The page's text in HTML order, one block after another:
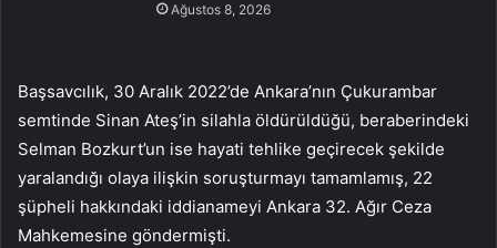
Ağustos 8, 2026
Başsavcılık, 30 Aralık 2022’de Ankara’nın Çukurambar
semtinde Sinan Ateş’in silahla öldürüldüğü, beraberindeki
Selman Bozkurt’un ise hayati tehlike geçirecek şekilde
yaralandığı olaya ilişkin soruşturmayı tamamlamış, 22
şüpheli hakkındaki iddianameyi Ankara 32. Ağır Ceza
Mahkemesine göndermişti.